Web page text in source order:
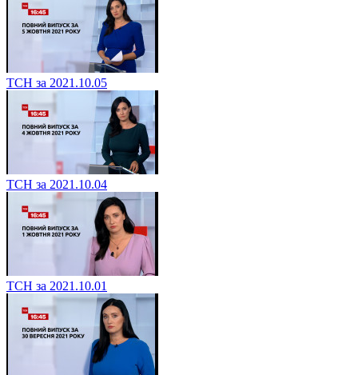
ТСН за 2021.10.05
ТСН за 2021.10.04
ТСН за 2021.10.01